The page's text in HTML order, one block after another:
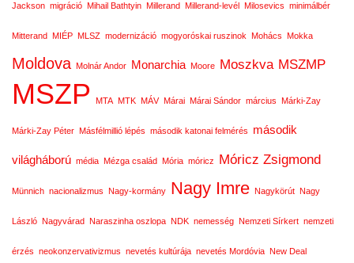
Jackson migráció Mihail Bathtyin Millerand Millerand-levél Milosevics minimálbér
Mitterand MIÉP MLSZ modernizáció mogyoróskai ruszinok Mohács Mokka
Moldova Molnár Andor Monarchia Moore Moszkva MSZMP
MSZP MTA MTK MÁV Márai Márai Sándor március Márki-Zay
Márki-Zay Péter Másfélmillió lépés második katonai felmérés második
világháború média Mézga család Mória móricz Móricz Zsigmond
Münnich nacionalizmus Nagy-kormány Nagy Imre Nagykörút Nagy
László Nagyvárad Naraszinha oszlopa NDK nemesség Nemzeti Sírkert nemzeti
érzés neokonzervativizmus nevetés kultúrája nevetés Mordóvia New Deal